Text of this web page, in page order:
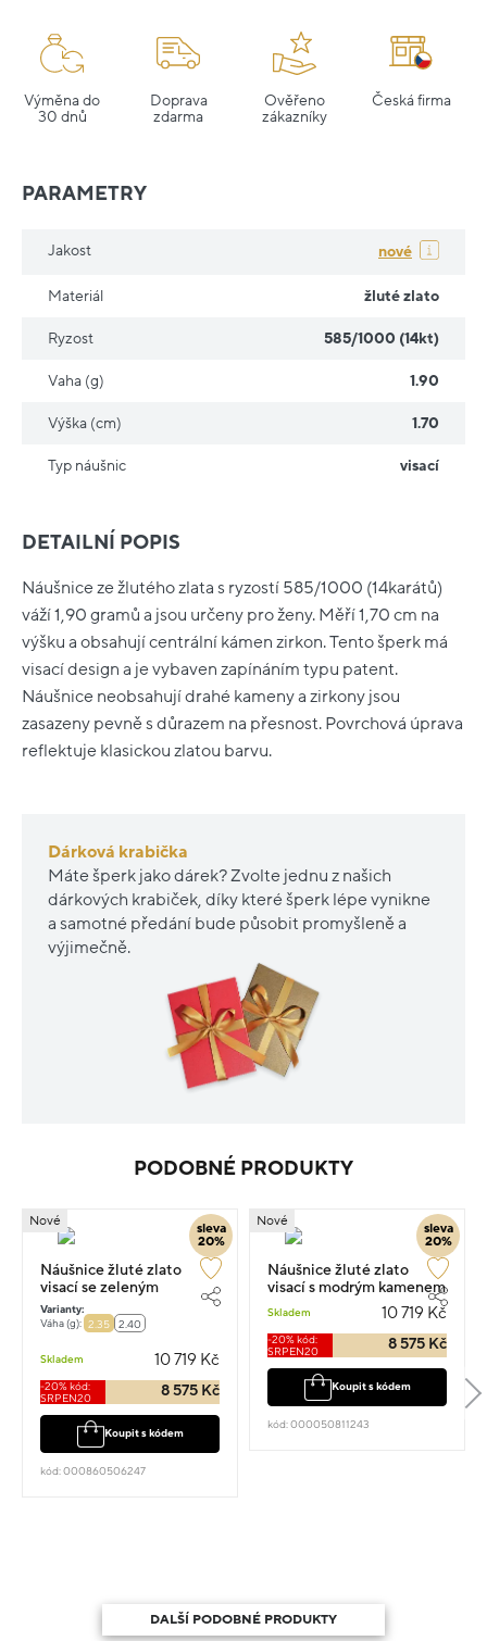
Výměna do
30 dnů
Doprava
zdarma
Ověřeno
zákazníky
Česká firma
DETAILNÍ POPIS
Náušnice ze žlutého zlata s ryzostí 585/1000 (14karátů)
váží 1,90 gramů a jsou určeny pro ženy. Měří 1,70 cm na
výšku a obsahují centrální kámen zirkon. Tento šperk má
visací design a je vybaven zapínáním typu patent.
Náušnice neobsahují drahé kameny a zirkony jsou
zasazeny pevně s důrazem na přesnost. Povrchová úprava
reflektuje klasickou zlatou barvu.
Dárková krabička
Máte šperk jako dárek? Zvolte jednu z našich
dárkových krabiček, díky které šperk lépe vynikne
a samotné předání bude působit promyšleně a
výjimečně.
PARAMETRY
Jakost nové
Materiál žluté zlato
Ryzost 585/1000 (14kt)
Vaha (g) 1.90
Výška (cm) 1.70
Typ náušnic visací
PODOBNÉ PRODUKTY
sleva
20%
Nové
Náušnice žluté zlato
visací se zeleným
kamenem 1.6cm 2.35g
Varianty:
Váha (g): 2.35 2.40
Skladem 10 719 Kč
-20% kód:
SRPEN20
8 575 Kč
Koupit s kódem
kód: 000860506247
sleva
20%
Nové
Náušnice žluté zlato
visací s modrým kamenem
Skladem 10 719 Kč
-20% kód:
SRPEN20
8 575 Kč
Koupit s kódem
kód: 000050811243
DALŠÍ PODOBNÉ PRODUKTY